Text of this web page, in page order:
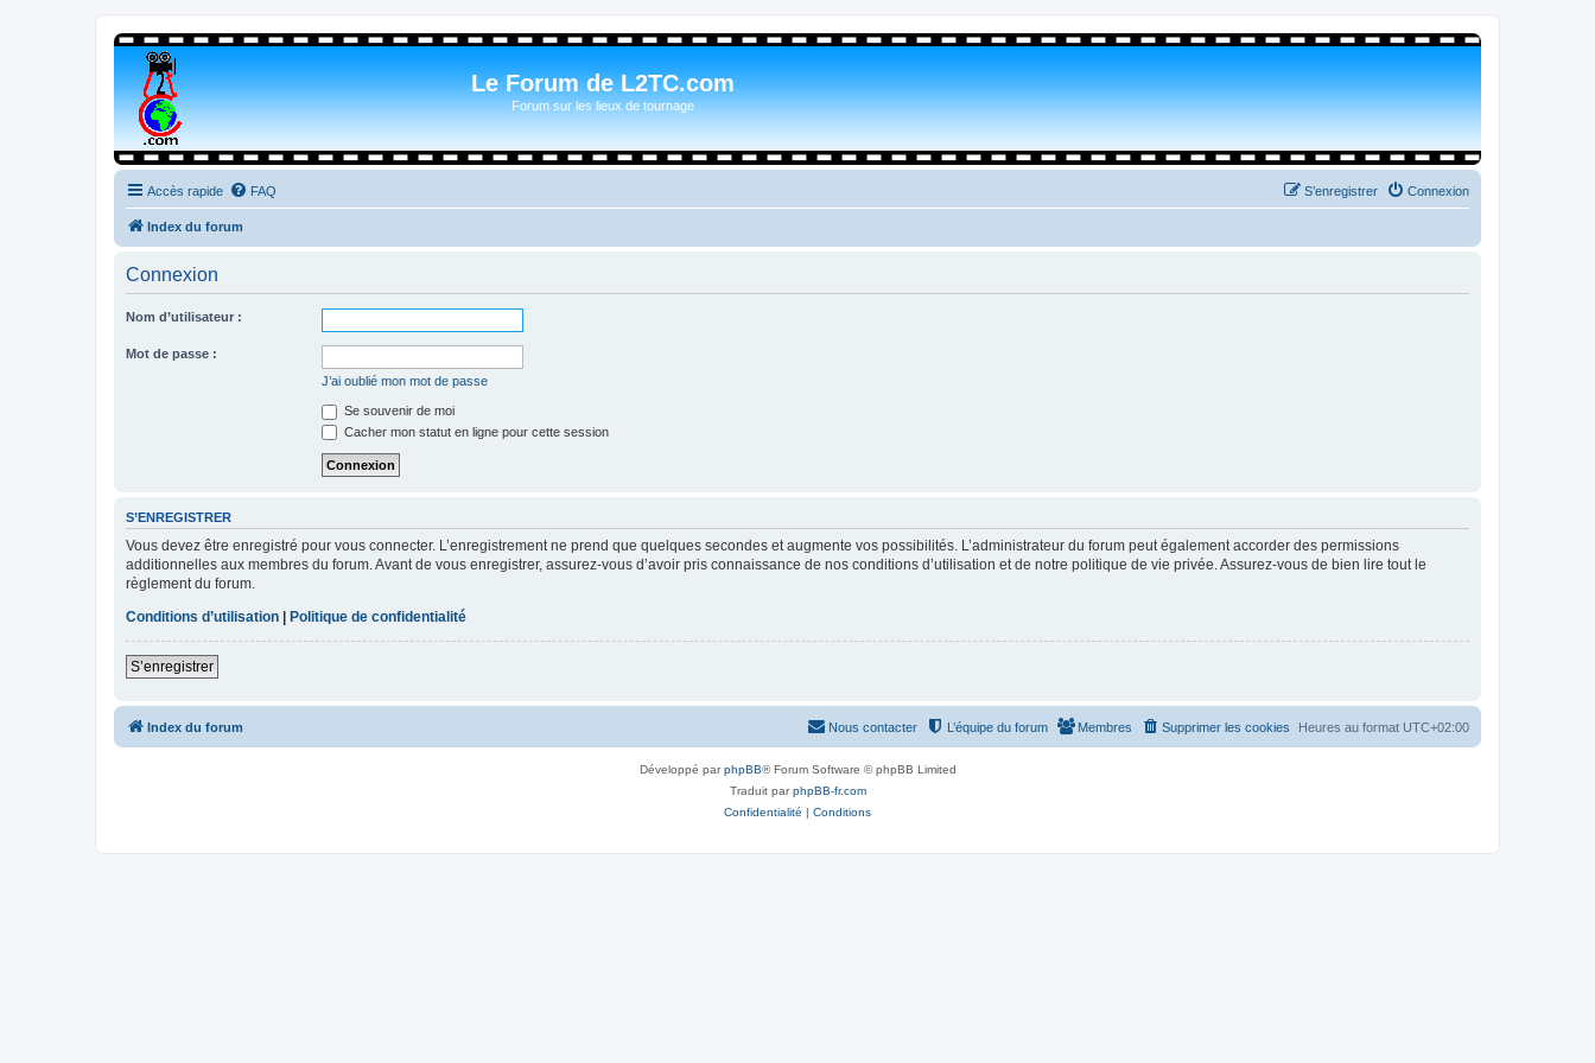
Le Forum de L2TC.com
Forum sur les lieux de tournage
Accès rapide FAQ Connexion
S’enregistrer
Index du forum
Connexion
Nom d’utilisateur :
Mot de passe :
J’ai oublié mon mot de passe
Se souvenir de moi
Cacher mon statut en ligne pour cette session
S’ENREGISTRER
Vous devez être enregistré pour vous connecter. L’enregistrement ne prend que quelques secondes et augmente vos possibilités. L’administrateur du forum peut également accorder des permissions
additionnelles aux membres du forum. Avant de vous enregistrer, assurez-vous d’avoir pris connaissance de nos conditions d’utilisation et de notre politique de vie privée. Assurez-vous de bien lire tout le
règlement du forum.
Conditions d’utilisation | Politique de confidentialité
S’enregistrer
Index du forum Heures au format UTC+02:00
Supprimer les cookies
Membres
L’équipe du forum
Nous contacter
Développé parphpBB® Forum Software © phpBB Limited
Traduit parphpBB-fr.com
Confidentialité | Conditions